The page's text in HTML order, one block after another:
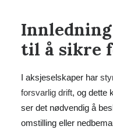
til å sikre
I aksjeselskaper har
forsvarlig drift, og dette
ser det nødvendig å
omstilling eller